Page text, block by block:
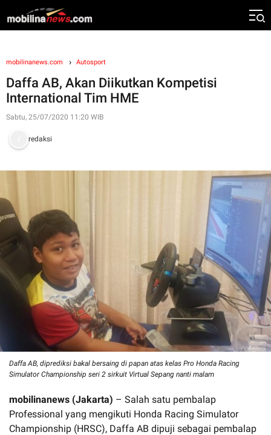
mobilinanews.com Autosport
Daffa AB, Akan Diikutkan Kompetisi
International Tim HME
Sabtu, 25/07/2020 11:20 WIB
redaksi
Daffa AB, diprediksi bakal bersaing di papan atas kelas Pro Honda Racing
Simulator Championship seri 2 sirkuit Virtual Sepang nanti malam
mobilinanews (Jakarta) – Salah satu pembalap
Professional yang mengikuti Honda Racing Simulator
Championship (HRSC), Daffa AB dipuji sebagai pembalap